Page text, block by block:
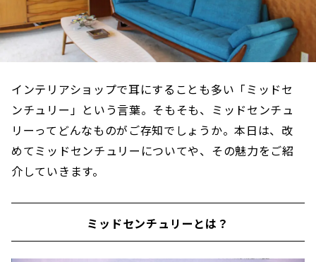
インテリアショップで耳にすることも多い「ミッドセ
ンチュリー」という言葉。そもそも、ミッドセンチュ
リーってどんなものがご存知でしょうか。本日は、改
めてミッドセンチュリーについてや、その魅力をご紹
介していきます。
ミッドセンチュリーとは？